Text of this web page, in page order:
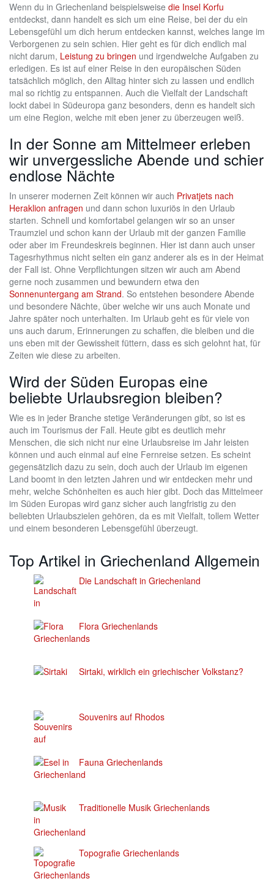
Wenn du in Griechenland beispielsweise die Insel Korfu
entdeckst, dann handelt es sich um eine Reise, bei der du ein
Lebensgefühl um dich herum entdecken kannst, welches lange im
Verborgenen zu sein schien. Hier geht es für dich endlich mal
nicht darum, Leistung zu bringen und irgendwelche Aufgaben zu
erledigen. Es ist auf einer Reise in den europäischen Süden
tatsächlich möglich, den Alltag hinter sich zu lassen und endlich
mal so richtig zu entspannen. Auch die Vielfalt der Landschaft
lockt dabei in Südeuropa ganz besonders, denn es handelt sich
um eine Region, welche mit eben jener zu überzeugen weiß.
In der Sonne am Mittelmeer erleben
wir unvergessliche Abende und schier
endlose Nächte
In unserer modernen Zeit können wir auch Privatjets nach
Heraklion anfragen und dann schon luxuriös in den Urlaub
starten. Schnell und komfortabel gelangen wir so an unser
Traumziel und schon kann der Urlaub mit der ganzen Familie
oder aber im Freundeskreis beginnen. Hier ist dann auch unser
Tagesrhythmus nicht selten ein ganz anderer als es in der Heimat
der Fall ist. Ohne Verpflichtungen sitzen wir auch am Abend
gerne noch zusammen und bewundern etwa den
Sonnenuntergang am Strand. So entstehen besondere Abende
und besondere Nächte, über welche wir uns auch Monate und
Jahre später noch unterhalten. Im Urlaub geht es für viele von
uns auch darum, Erinnerungen zu schaffen, die bleiben und die
uns eben mit der Gewissheit füttern, dass es sich gelohnt hat, für
Zeiten wie diese zu arbeiten.
Wird der Süden Europas eine
beliebte Urlaubsregion bleiben?
Wie es in jeder Branche stetige Veränderungen gibt, so ist es
auch im Tourismus der Fall. Heute gibt es deutlich mehr
Menschen, die sich nicht nur eine Urlaubsreise im Jahr leisten
können und auch einmal auf eine Fernreise setzen. Es scheint
gegensätzlich dazu zu sein, doch auch der Urlaub im eigenen
Land boomt in den letzten Jahren und wir entdecken mehr und
mehr, welche Schönheiten es auch hier gibt. Doch das Mittelmeer
im Süden Europas wird ganz sicher auch langfristig zu den
beliebten Urlaubszielen gehören, da es mit Vielfalt, tollem Wetter
und einem besonderen Lebensgefühl überzeugt.
Top Artikel in Griechenland Allgemein
Die Landschaft in Griechenland
Flora Griechenlands
Sirtaki, wirklich ein griechischer Volkstanz?
Souvenirs auf Rhodos
Fauna Griechenlands
Traditionelle Musik Griechenlands
Topografie Griechenlands